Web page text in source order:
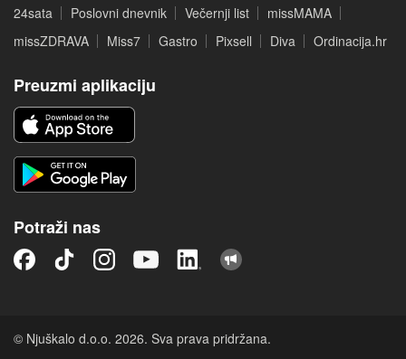
24sata Poslovni dnevnik Večernji list
missMAMA
missZDRAVA
Miss7 Gastro Pixsell Diva Ordinacija.hr
Preuzmi aplikaciju
Potraži nas
© Njuškalo d.o.o. 2026. Sva prava pridržana.